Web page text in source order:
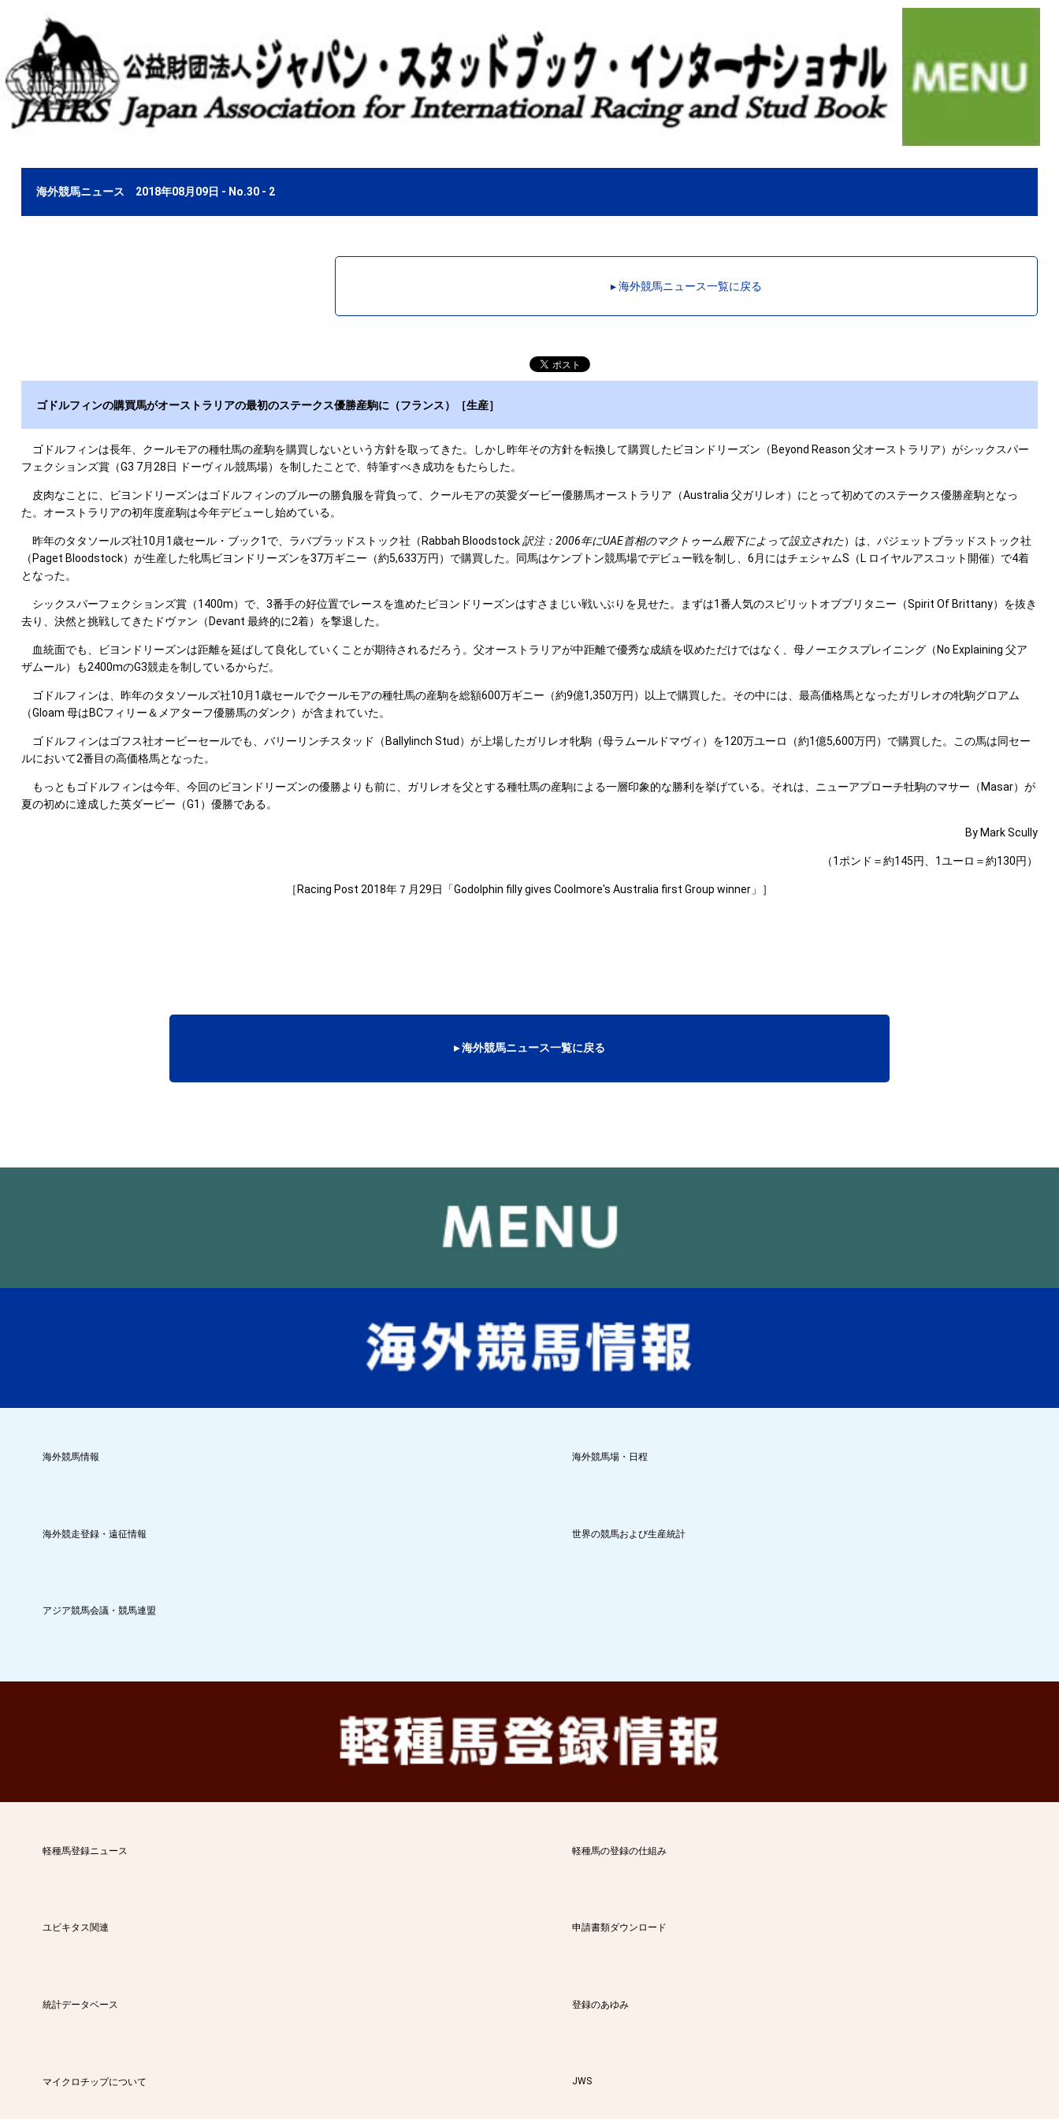
海外競馬ニュース 2018年08月09日 - No.30 - 2
▸ 海外競馬ニュース一覧に戻る
ゴドルフィンの購買馬がオーストラリアの最初のステークス優勝産駒に（フランス）［生産］
ゴドルフィンは長年、クールモアの種牡馬の産駒を購買しないという方針を取ってきた。しかし昨年その方針を転換して購買したビヨンドリーズン（Beyond Reason 父オーストラリア）がシックスパー
フェクションズ賞（G3 7月28日 ドーヴィル競馬場）を制したことで、特筆すべき成功をもたらした。
皮肉なことに、ビヨンドリーズンはゴドルフィンのブルーの勝負服を背負って、クールモアの英愛ダービー優勝馬オーストラリア（Australia 父ガリレオ）にとって初めてのステークス優勝産駒となっ
た。オーストラリアの初年度産駒は今年デビューし始めている。
昨年のタタソールズ社10月1歳セール・ブック1で、ラバブラッドストック社（Rabbah Bloodstock訳注：2006年にUAE首相のマクトゥーム殿下によって設立された）は、パジェットブラッドストック社
（Paget Bloodstock）が生産した牝馬ビヨンドリーズンを37万ギニー（約5,633万円）で購買した。同馬はケンプトン競馬場でデビュー戦を制し、6月にはチェシャムS（L ロイヤルアスコット開催）で4着
となった。
シックスパーフェクションズ賞（1400m）で、3番手の好位置でレースを進めたビヨンドリーズンはすさまじい戦いぶりを見せた。まずは1番人気のスピリットオブブリタニー（Spirit Of Brittany）を抜き
去り、決然と挑戦してきたドヴァン（Devant 最終的に2着）を撃退した。
血統面でも、ビヨンドリーズンは距離を延ばして良化していくことが期待されるだろう。父オーストラリアが中距離で優秀な成績を収めただけではなく、母ノーエクスプレイニング（No Explaining 父ア
ザムール）も2400mのG3競走を制しているからだ。
ゴドルフィンは、昨年のタタソールズ社10月1歳セールでクールモアの種牡馬の産駒を総額600万ギニー（約9億1,350万円）以上で購買した。その中には、最高価格馬となったガリレオの牝駒グロアム
（Gloam 母はBCフィリー＆メアターフ優勝馬のダンク）が含まれていた。
ゴドルフィンはゴフス社オービーセールでも、バリーリンチスタッド（Ballylinch Stud）が上場したガリレオ牝駒（母ラムールドマヴィ）を120万ユーロ（約1億5,600万円）で購買した。この馬は同セー
ルにおいて2番目の高価格馬となった。
もっともゴドルフィンは今年、今回のビヨンドリーズンの優勝よりも前に、ガリレオを父とする種牡馬の産駒による一層印象的な勝利を挙げている。それは、ニューアプローチ牡駒のマサー（Masar）が
夏の初めに達成した英ダービー（G1）優勝である。
By Mark Scully
（1ポンド＝約145円、1ユーロ＝約130円）
［Racing Post 2018年７月29日「Godolphin filly gives Coolmore's Australia first Group winner」］
▸ 海外競馬ニュース一覧に戻る
海外競馬情報 海外競馬場・日程
海外競走登録・遠征情報 世界の競馬および生産統計
アジア競馬会議・競馬連盟
軽種馬登録ニュース 軽種馬の登録の仕組み
ユビキタス関連 申請書類ダウンロード
統計データベース 登録のあゆみ
マイクロチップについて JWS